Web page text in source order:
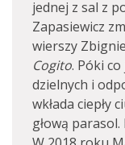
jednej z sal z
Zapasiewicz
wierszy
Cogito. Póki
dzielnych i
wkłada ciepły
głową